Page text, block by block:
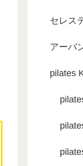
セレス
アーバ
pilates